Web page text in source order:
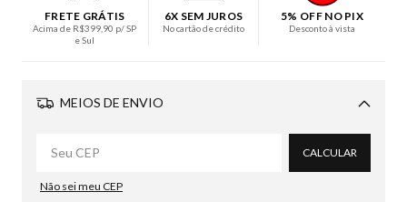
FRETE GRÁTIS
Acima de R$399,90 p/ SP
e Sul
6X SEM JUROS
No cartão de crédito
5% OFF NO PIX
Desconto à vista
MEIOS DE ENVIO
Alterar CEP
CALCULAR
Não sei meu CEP